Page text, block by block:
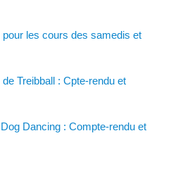
les cours des samedis et
Treibball : Cpte-rendu et
Dancing : Compte-rendu et